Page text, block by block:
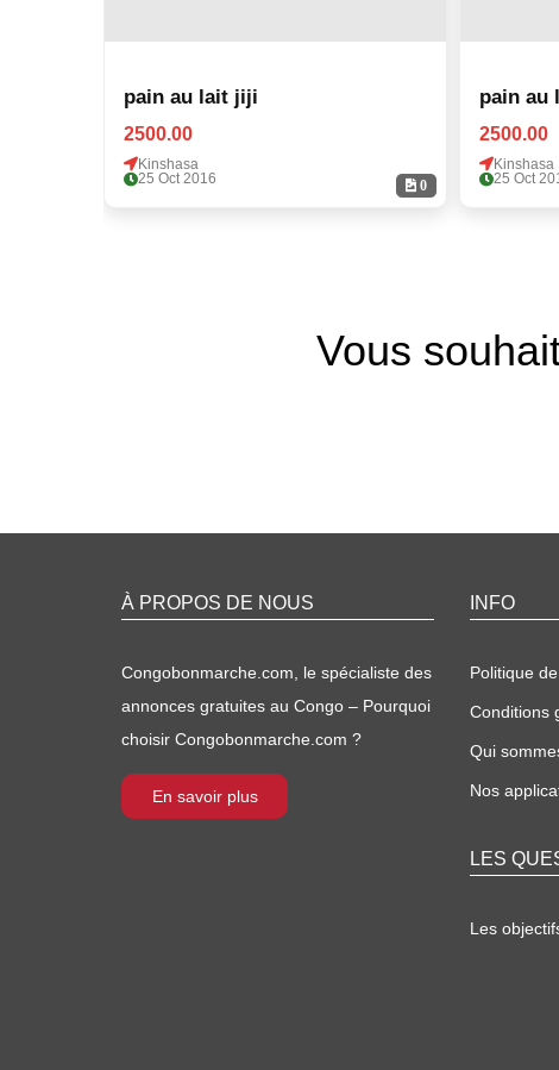
0
pain au lait jiji
2500.00
Kinshasa
25 Oct 2016
pain au
2500.00
Kinshasa
25 Oct
Vous
À PROPOS DE NOUS
Congobonmarche.com, le spécialiste des
annonces gratuites au Congo – Pourquoi
choisir Congobonmarche.com ?
En savoir plus
INFO
Politique
Conditions
Qui
Nos
LES
Les